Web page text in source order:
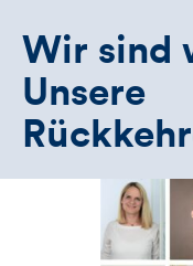
Wir sind
Unsere